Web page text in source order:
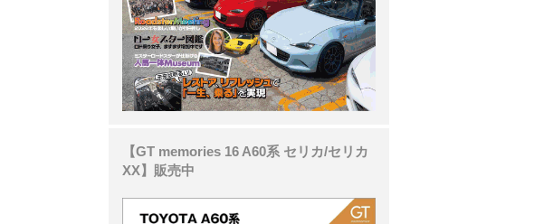
【GT memories 16 A60系 セリカ/セリカ
XX】販売中